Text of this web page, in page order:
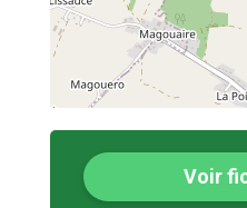
Voir